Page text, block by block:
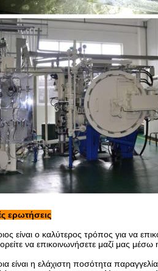
ερωτήσεις
είναι ο καλύτερος τρόπος για να
να επικοινωνήσετε μαζί μας μέσω
είναι η ελάχιστη ποσότητα